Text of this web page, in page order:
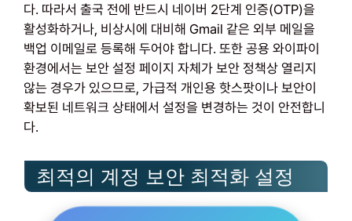
다. 따라서 출국 전에 반드시 네이버 2단계 인증(OTP)을
활성화하거나, 비상시에 대비해 Gmail 같은 외부 메일을
백업 이메일로 등록해 두어야 합니다. 또한 공용 와이파이
환경에서는 보안 설정 페이지 자체가 보안 정책상 열리지
않는 경우가 있으므로, 가급적 개인용 핫스팟이나 보안이
확보된 네트워크 상태에서 설정을 변경하는 것이 안전합니
다.
최적의 계정 보안 최적화 설정